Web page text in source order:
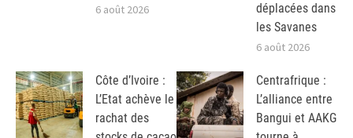
6 août 2026
déplacées dans
les Savanes
6 août 2026
Côte d’Ivoire :
L’Etat achève le
rachat des
Centrafrique :
L’alliance entre
Bangui et AAKG